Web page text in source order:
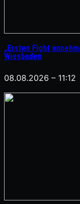
„Ersten Fight
Wiesbaden
08.08.2026 – 11:12